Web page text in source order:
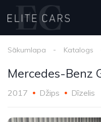
Sākumlapa Katalogs
Mercedes-Benz
2017 Džips Dīzelis